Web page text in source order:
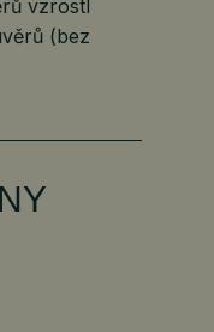
vzrostl
(bez